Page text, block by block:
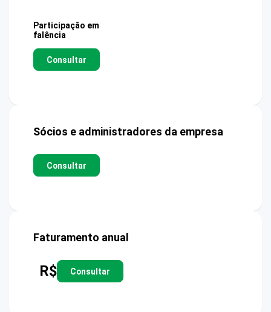
Participação em
falência
Consultar
Sócios e administradores da empresa
Consultar
Faturamento anual
R$ Consultar